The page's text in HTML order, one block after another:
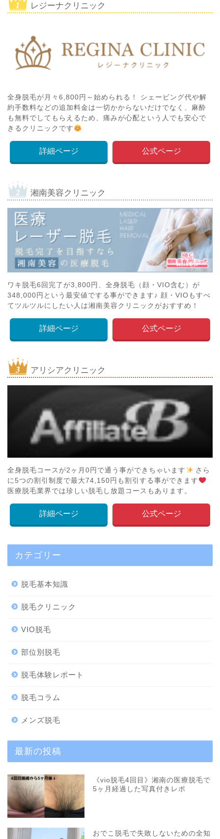
レジーナクリニック
全身脱毛が月々6,800円～始められる！ シェービング代や解
約手数料などの追加料金は一切かからないだけでなく、麻酔
も無料でしてもらえるため、痛みが心配という人でも安心で
きるクリニックです
詳細ページ 公式ページ
湘南美容クリニック
ワキ脱毛6回完了が3,800円、全身脱毛（顔・VIO含む）が
348,000円という最安値でする事ができます♪ 顔・VIOもすべ
てツルツルにしたい人は湘南美容クリニックがおすすめ！
詳細ページ 公式ページ
アリシアクリニック
全身脱毛コースが2ヶ月0円で通う事ができちゃいます
さら
に5つの割引制度で最大74,150円も割引する事ができます
医療脱毛業界では珍しい脱毛し放題コースもあります。
詳細ページ 公式ページ
カテゴリー
脱毛基本知識
脱毛クリニック
VIO脱毛
部位別脱毛
脱毛体験レポート
脱毛コラム
メンズ脱毛
最新の投稿
《vio脱毛4回目》湘南の医療脱毛で
5ヶ月経過した写真付きレポ
おでこ脱毛で失敗しないための全知